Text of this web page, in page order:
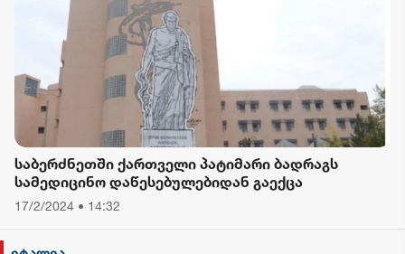
საბერძნეთში ქართველი პატიმარი ბადრაგს
სამედიცინო დაწესებულებიდან გაექცა
17/2/2024 • 14:32